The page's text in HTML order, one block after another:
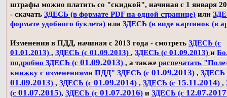
штрафы можно платить со "скидкой", начиная с 1 января
- скачать ЗДЕСЬ (в формате PDF на одной странице) или
формате удобного буклета) или ЗДЕСЬ (в виде картинок (в
Изменения в ПДД, начиная с 2013 года - смотреть ЗДЕСЬ (с
01.01.2013) , ЗДЕСЬ (с 01.09.2013) , ЗДЕСЬ (с 01.09.2013) и
подробно ЗДЕСЬ (с 01.09.2013) , а также распечатать
книжку с изменениями ПДД" ЗДЕСЬ (с 01.09.2013) , ЗДЕСЬ
01.09.2013) , ЗДЕСЬ (с 01.09.2014) , ЗДЕСЬ (с 15.11.2014) ,
(с 01.07.2015), ЗДЕСЬ (с 01.07.2016) и ЗДЕСЬ (с 12.07.2017